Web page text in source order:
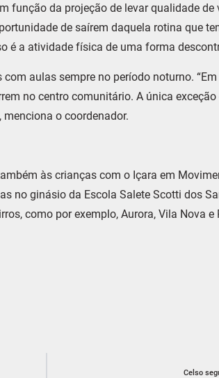
função da projeção de levar qualidade de
de saírem daquela rotina que
é a atividade física de uma forma
aulas sempre no período noturno.
no centro comunitário. A única exceção
o coordenador.
às crianças com o Içara em
no ginásio da Escola Salete Scotti dos
como por exemplo, Aurora, Vila Nova e
Celso